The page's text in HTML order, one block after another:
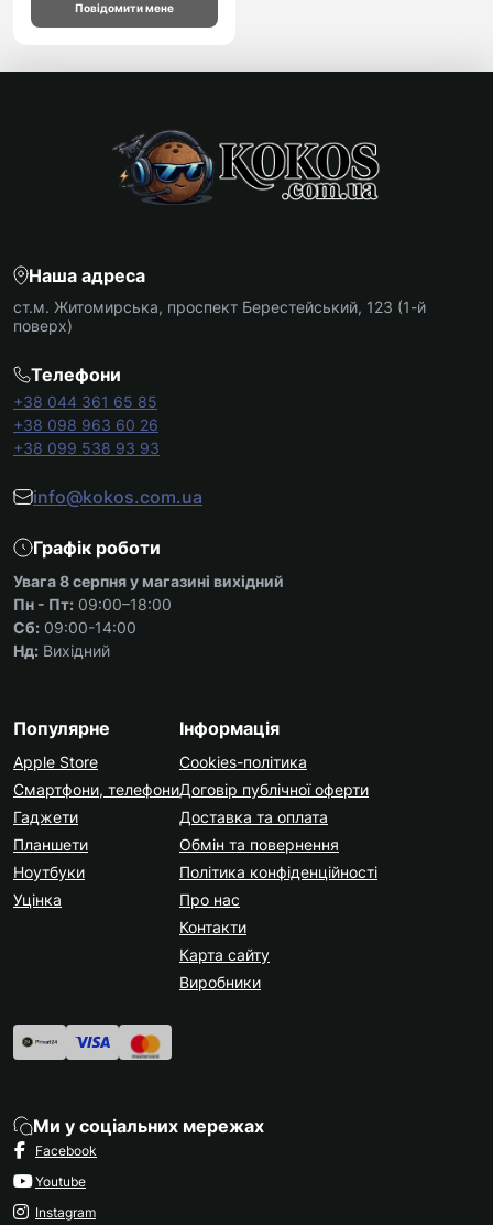
Повідомити мене
Наша адреса
ст.м. Житомирська, проспект Берестейський, 123 (1-й
поверх)
Телефони
+38 044 361 65 85
+38 098 963 60 26
+38 099 538 93 93
info@kokos.com.ua
Графік роботи
Увага 8 серпня у магазині вихідний
Пн - Пт: 09:00–18:00
Сб: 09:00-14:00
Нд: Вихідний
Популярне
Apple Store
Смартфони, телефони
Гаджети
Планшети
Ноутбуки
Уцінка
Інформація
Cookies-політика
Договір публічної оферти
Доставка та оплата
Обмін та повернення
Політика конфіденційності
Про нас
Контакти
Карта сайту
Виробники
Ми у соціальних мережах
Facebook
Youtube
Instagram